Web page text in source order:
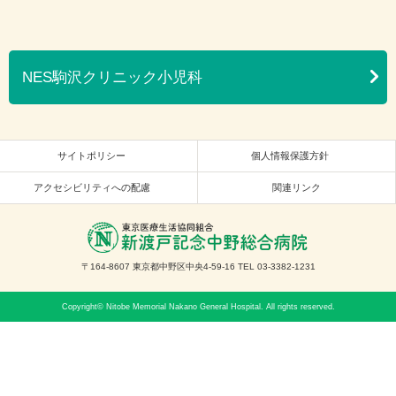
NES駒沢クリニック小児科
サイトポリシー 個人情報保護方針
アクセシビリティへの配慮 関連リンク
〒164-8607 東京都中野区中央4-59-16 TEL 03-3382-1231
Copyright© Nitobe Memorial Nakano General Hospital. All rights reserved.